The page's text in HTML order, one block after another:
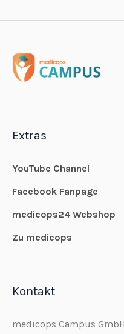
Extras
YouTube Channel
Facebook Fanpage
medicops24 Webshop
Zu medicops
Kontakt
medicops Campus GmbH